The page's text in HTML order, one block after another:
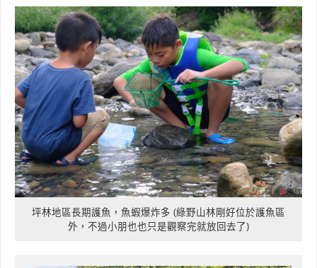
坪林地區長期護魚，魚蝦爆炸多 (綠野山林剛好位於護魚區
外，不過小朋也也只是觀察完就放回去了)